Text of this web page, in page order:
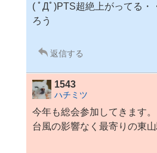
( ﾟДﾟ)PTS超絶上がってる
ろう
返信する
1543
ハチミツ
今年も総会参加してきます。
台風の影響なく最寄りの東